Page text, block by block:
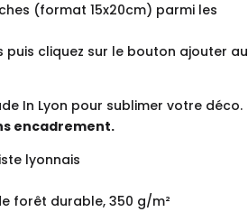
(format 15x20cm) parmi les
puis cliquez sur le bouton ajouter au
In Lyon pour sublimer votre déco.
encadrement.
lyonnais
forêt durable, 350 g/m²